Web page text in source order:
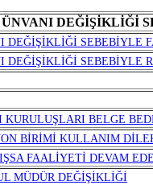
DEĞİŞİKLİĞİ
DEĞİŞİKLİĞİ SEBEBİYLE
DEĞİŞİKLİĞİ SEBEBİYLE
BELGE
BİRİMİ KULLANIM
FAALİYETİ DEVAM
MÜDÜR DEĞİŞİKLİĞİ